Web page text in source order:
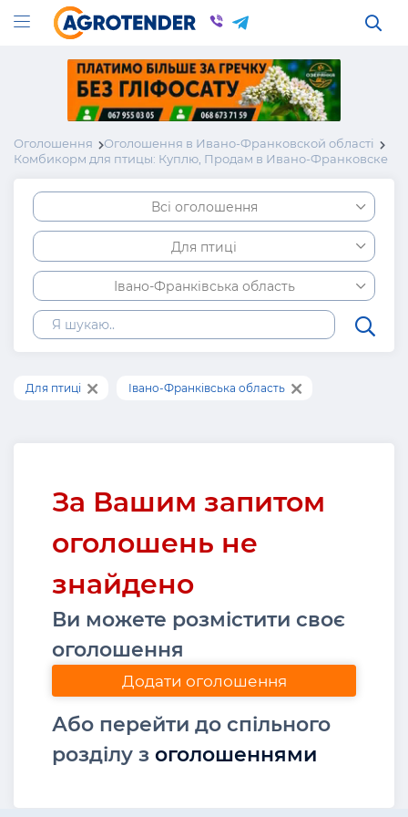
Оголошення
Оголошення в Ивано-Франковской області
Комбикорм для птицы: Куплю, Продам в Ивано-Франковске
Всі оголошення
Для птиці
Івано-Франківська область
Для птиці Івано-Франківська область
За Вашим запитом
оголошень не
знайдено
Ви можете розмістити своє
оголошення
Додати оголошення
Або перейти до спільного
розділу з оголошеннями